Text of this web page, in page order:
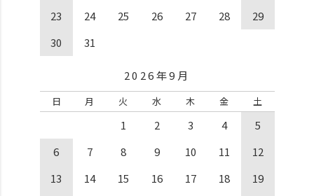
23
24 25 26 27 28
29
30
31
2026年9月
日 月 火 水 木 金 土
1 2 3 4
5
6
7 8 9 10 11
12
13
14 15 16 17 18
19